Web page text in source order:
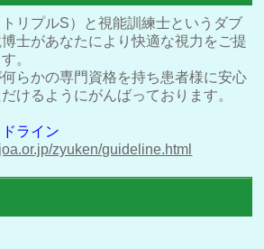
リプルS）と視能訓練士というダブ
士があなたにより快適な視力をご提
。
らかの専門資格を持ち患者様に安心
けるようにがんばっております。
ライン
zyuken/guideline.html